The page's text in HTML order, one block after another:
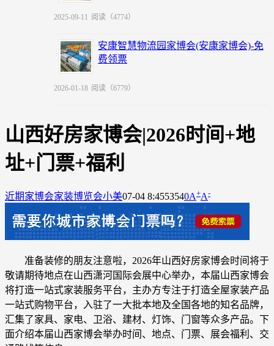
2025-09-11 阅读（4774）
安康智慧物流园家博会(安康家博会)-免
费领票
2026-01-18 阅读（6779）
山西好房家博会|2026时间+地
址+门票+福利
近期家博会家装博览会小美07-04 8:4553540A+A-
准备装修的朋友注意啦， 2026年山西好房家博会时间将于
敬请期待地点在山西潇河国际会展中心举办，本届山西家博会
将打造一站式家装服务平台，主办方专注于打造全屋家装产品
一站式购物平台，入驻了一大批本地及全国各地的知名品牌，
汇集了家具、家电、卫浴、建材、灯饰、门窗等众多产品。下
面介绍本届山西家博会举办时间、地点、门票、展会福利、交